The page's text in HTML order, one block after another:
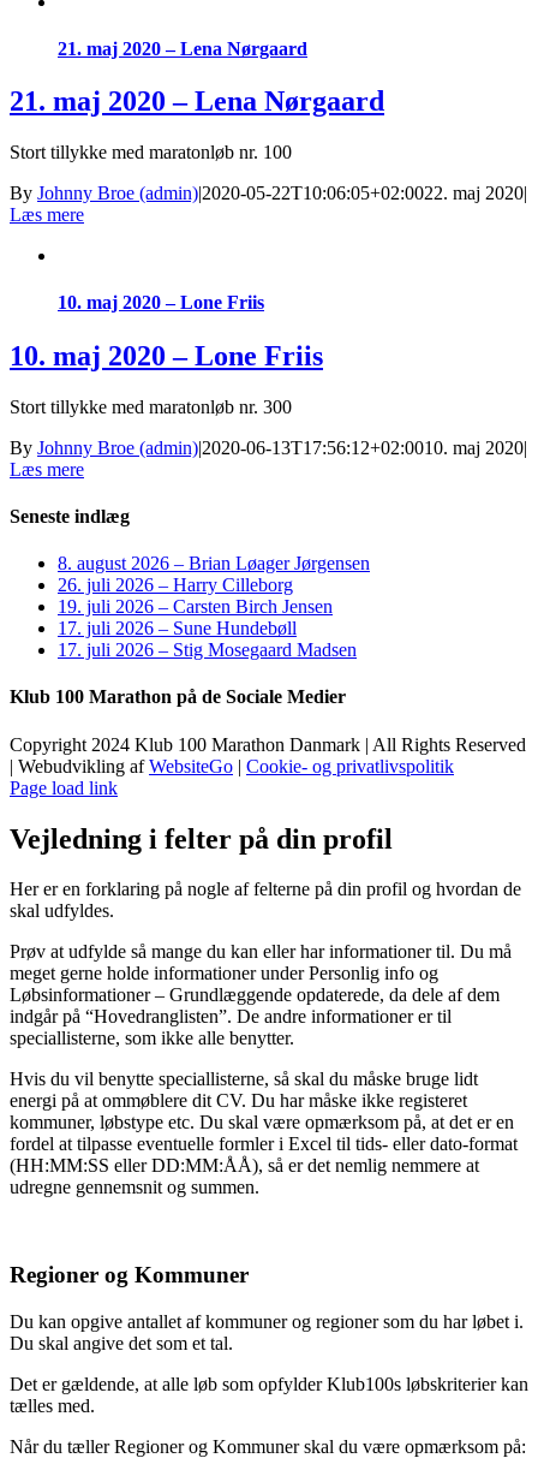
21. maj 2020 – Lena Nørgaard
21. maj 2020 – Lena Nørgaard
Stort tillykke med maratonløb nr. 100
By Johnny Broe (admin)|2020-05-22T10:06:05+02:0022. maj 2020|
Læs mere
10. maj 2020 – Lone Friis
10. maj 2020 – Lone Friis
Stort tillykke med maratonløb nr. 300
By Johnny Broe (admin)|2020-06-13T17:56:12+02:0010. maj 2020|
Læs mere
Seneste indlæg
8. august 2026 – Brian Løager Jørgensen
26. juli 2026 – Harry Cilleborg
19. juli 2026 – Carsten Birch Jensen
17. juli 2026 – Sune Hundebøll
17. juli 2026 – Stig Mosegaard Madsen
Klub 100 Marathon på de Sociale Medier
Copyright 2024 Klub 100 Marathon Danmark | All Rights Reserved
| Webudvikling afWebsiteGo | Cookie- og privatlivspolitik
Page load link
Vejledning i felter på din profil
Her er en forklaring på nogle af felterne på din profil og hvordan de
skal udfyldes.
Prøv at udfylde så mange du kan eller har informationer til. Du må
meget gerne holde informationer under Personlig info og
Løbsinformationer – Grundlæggende opdaterede, da dele af dem
indgår på “Hovedranglisten”. De andre informationer er til
speciallisterne, som ikke alle benytter.
Hvis du vil benytte speciallisterne, så skal du måske bruge lidt
energi på at ommøblere dit CV. Du har måske ikke registeret
kommuner, løbstype etc. Du skal være opmærksom på, at det er en
fordel at tilpasse eventuelle formler i Excel til tids- eller dato-format
(HH:MM:SS eller DD:MM:ÅÅ), så er det nemlig nemmere at
udregne gennemsnit og summen.
Regioner og Kommuner
Du kan opgive antallet af kommuner og regioner som du har løbet i.
Du skal angive det som et tal.
Det er gældende, at alle løb som opfylder Klub100s løbskriterier kan
tælles med.
Når du tæller Regioner og Kommuner skal du være opmærksom på: